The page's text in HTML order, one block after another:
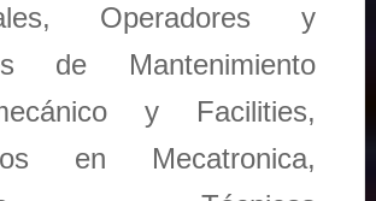
Operadores y
de Mantenimiento
y Facilities,
en Mecatronica,